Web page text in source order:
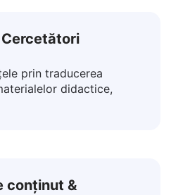
prin traducerea